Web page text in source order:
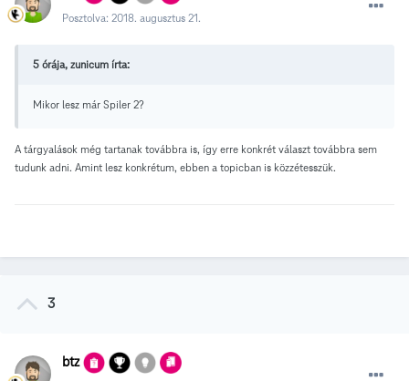
Posztolva: 2018. augusztus 21.
5 órája, zunicum írta:
Mikor lesz már Spiler 2?
A tárgyalások még tartanak továbbra is, így erre konkrét választ továbbra sem
tudunk adni. Amint lesz konkrétum, ebben a topicban is közzétesszük.
3
btz